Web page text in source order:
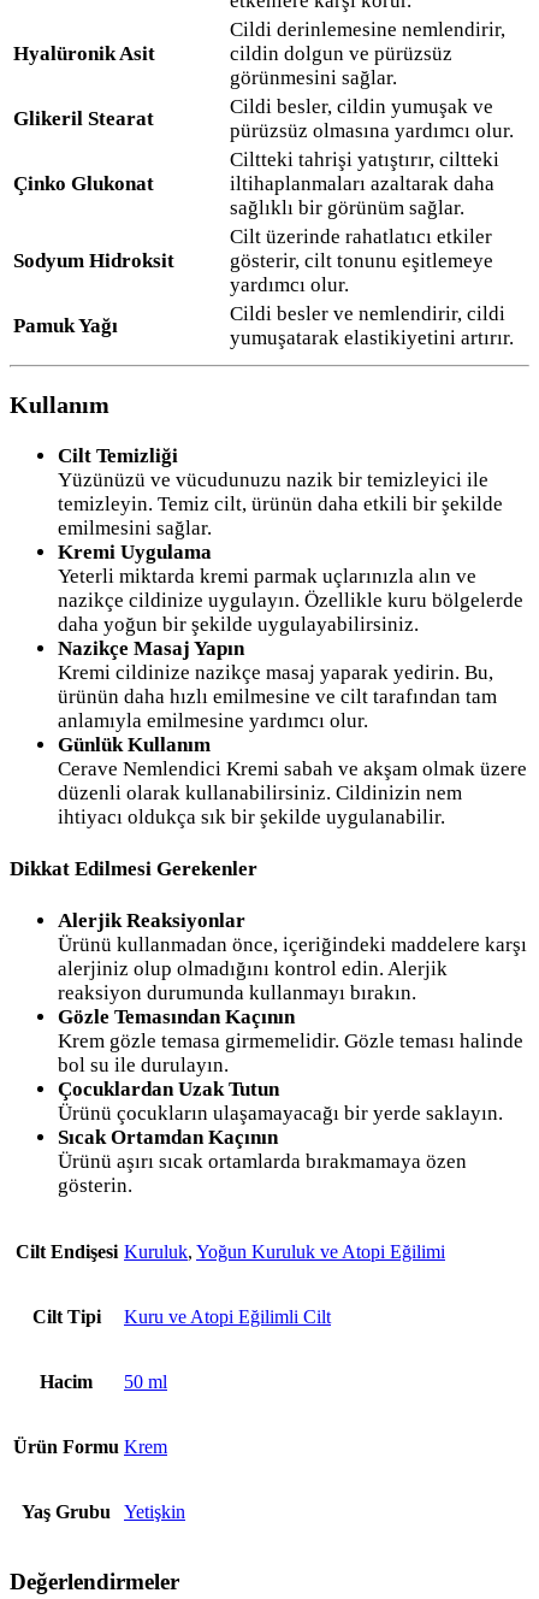
Hyalüronik Asit
Cildi derinlemesine nemlendirir,
cildin dolgun ve pürüzsüz
görünmesini sağlar.
Glikeril Stearat
Cildi besler, cildin yumuşak ve
pürüzsüz olmasına yardımcı olur.
Çinko Glukonat
Ciltteki tahrişi yatıştırır, ciltteki
iltihaplanmaları azaltarak daha
sağlıklı bir görünüm sağlar.
Sodyum Hidroksit
Cilt üzerinde rahatlatıcı etkiler
gösterir, cilt tonunu eşitlemeye
yardımcı olur.
Pamuk Yağı
Cildi besler ve nemlendirir, cildi
yumuşatarak elastikiyetini artırır.
Kullanım
Cilt Temizliği
Yüzünüzü ve vücudunuzu nazik bir temizleyici ile
temizleyin. Temiz cilt, ürünün daha etkili bir şekilde
emilmesini sağlar.
Kremi Uygulama
Yeterli miktarda kremi parmak uçlarınızla alın ve
nazikçe cildinize uygulayın. Özellikle kuru bölgelerde
daha yoğun bir şekilde uygulayabilirsiniz.
Nazikçe Masaj Yapın
Kremi cildinize nazikçe masaj yaparak yedirin. Bu,
ürünün daha hızlı emilmesine ve cilt tarafından tam
anlamıyla emilmesine yardımcı olur.
Günlük Kullanım
Cerave Nemlendici Kremi sabah ve akşam olmak üzere
düzenli olarak kullanabilirsiniz. Cildinizin nem
ihtiyacı oldukça sık bir şekilde uygulanabilir.
Dikkat Edilmesi Gerekenler
Alerjik Reaksiyonlar
Ürünü kullanmadan önce, içeriğindeki maddelere karşı
alerjiniz olup olmadığını kontrol edin. Alerjik
reaksiyon durumunda kullanmayı bırakın.
Gözle Temasından Kaçının
Krem gözle temasa girmemelidir. Gözle teması halinde
bol su ile durulayın.
Çocuklardan Uzak Tutun
Ürünü çocukların ulaşamayacağı bir yerde saklayın.
Sıcak Ortamdan Kaçının
Ürünü aşırı sıcak ortamlarda bırakmamaya özen
gösterin.
Cilt Endişesi Kuruluk, Yoğun Kuruluk ve Atopi Eğilimi
Cilt Tipi Kuru ve Atopi Eğilimli Cilt
Hacim 50 ml
Ürün Formu Krem
Yaş Grubu Yetişkin
Değerlendirmeler